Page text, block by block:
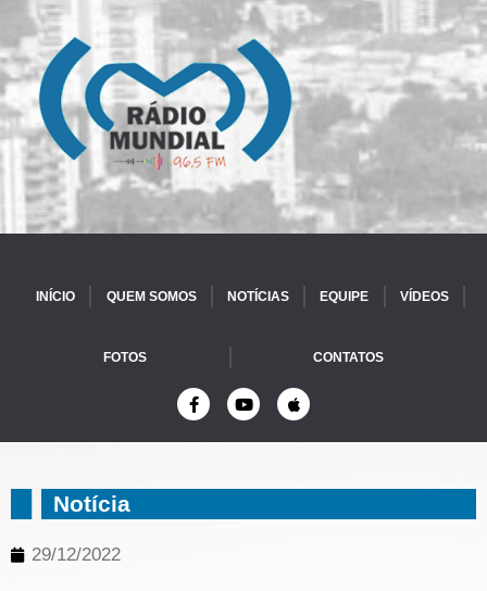
INÍCIO QUEM SOMOS NOTÍCIAS EQUIPE VÍDEOS
FOTOS CONTATOS
Notícia
29/12/2022